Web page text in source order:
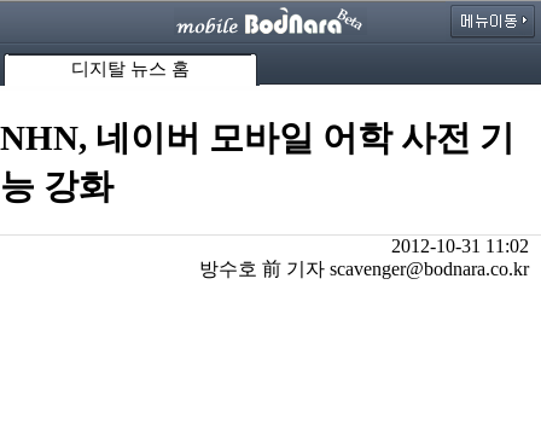
디지탈 뉴스 홈
NHN, 네이버 모바일 어학 사전 기
능 강화
2012-10-31 11:02
방수호 前 기자 scavenger@bodnara.co.kr